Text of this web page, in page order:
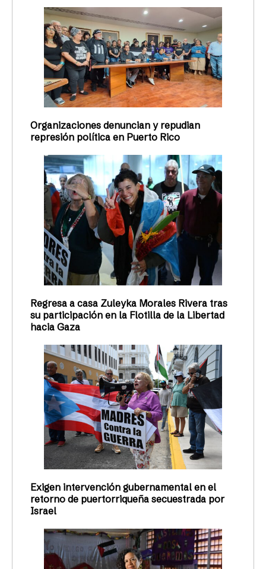
Organizaciones denuncian y repudian
represión política en Puerto Rico
Regresa a casa Zuleyka Morales Rivera tras
su participación en la Flotilla de la Libertad
hacia Gaza
Exigen intervención gubernamental en el
retorno de puertorriqueña secuestrada por
Israel